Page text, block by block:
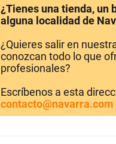
¿Tienes una tienda, un
alguna localidad de
¿Quieres salir en
conozcan todo lo que
profesionales?
Escríbenos a esta
contacto@navarra.com